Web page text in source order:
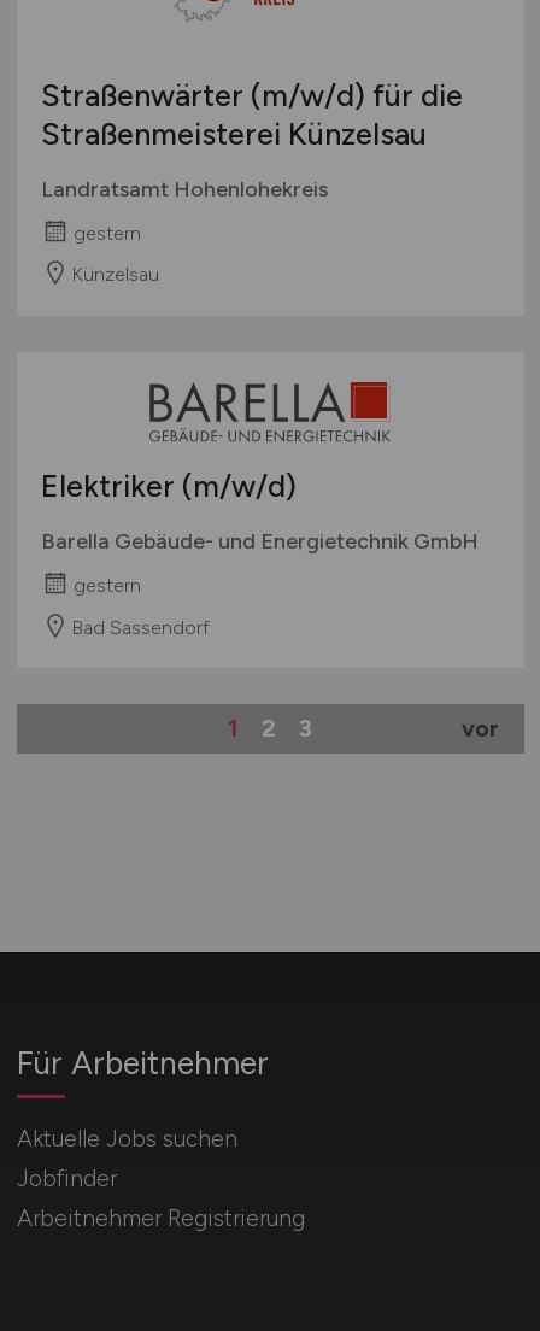
Straßenwärter (m/w/d) für die
Straßenmeisterei Künzelsau
Landratsamt Hohenlohekreis
gestern
Künzelsau
Elektriker (m/w/d)
Barella Gebäude- und Energietechnik GmbH
gestern
Bad Sassendorf
1 2 3 vor
Für Arbeitnehmer
Aktuelle Jobs suchen
Jobfinder
Arbeitnehmer Registrierung